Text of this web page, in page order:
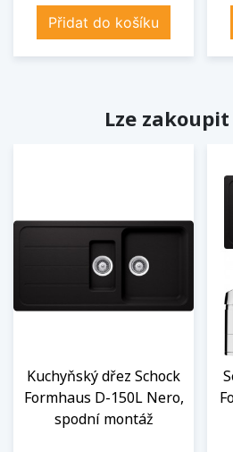
Přidat do košíku
Lze
Kuchyňský dřez Schock
Formhaus D-150L Nero,
spodní montáž